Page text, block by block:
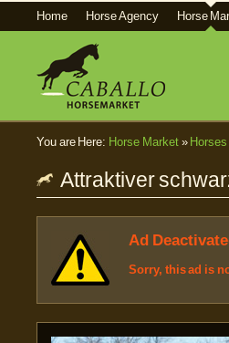
Home Horse Agency Horse
You are Here: Horse Market»
Attraktiver
Ad
Sorry, this ad is